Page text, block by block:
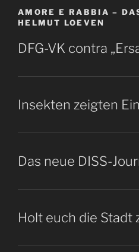
AMORE E RABBIA –
HELMUT LOEVEN
DFG-VK contra
Insekten zeigten
Das neue DISS-
Holt euch die Stadt